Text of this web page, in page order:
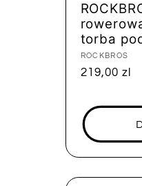
torba
Dostawca:
ROCKBROS
Cena
219,00 zl